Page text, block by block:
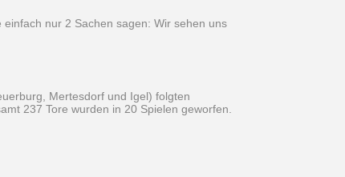
nur 2 Sachen sagen: Wir sehen uns
Mertesdorf und Igel) folgten
237 Tore wurden in 20 Spielen geworfen.